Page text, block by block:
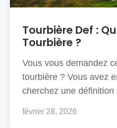
Tourbière Def :
Tourbière ?
Vous vous demandez
tourbière ? Vous avez
cherchez une
février 28, 2026